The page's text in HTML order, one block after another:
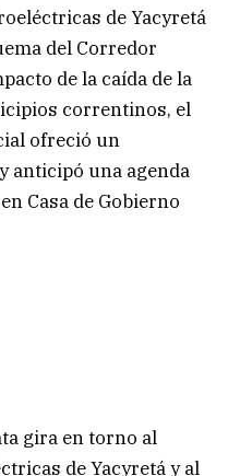
de Yacyretá
del Corredor
de la caída de la
correntinos, el
ofreció un
anticipó una agenda
Casa de Gobierno
gira en torno al
de Yacyretá y al